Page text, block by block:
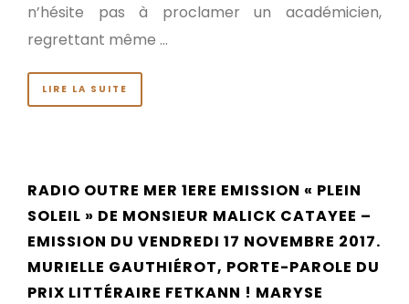
n’hésite pas à proclamer un académicien,
regrettant même …
LIRE LA SUITE
RADIO OUTRE MER 1ERE EMISSION « PLEIN
SOLEIL » DE MONSIEUR MALICK CATAYEE –
EMISSION DU VENDREDI 17 NOVEMBRE 2017.
MURIELLE GAUTHIÉROT, PORTE-PAROLE DU
PRIX LITTÉRAIRE FETKANN ! MARYSE